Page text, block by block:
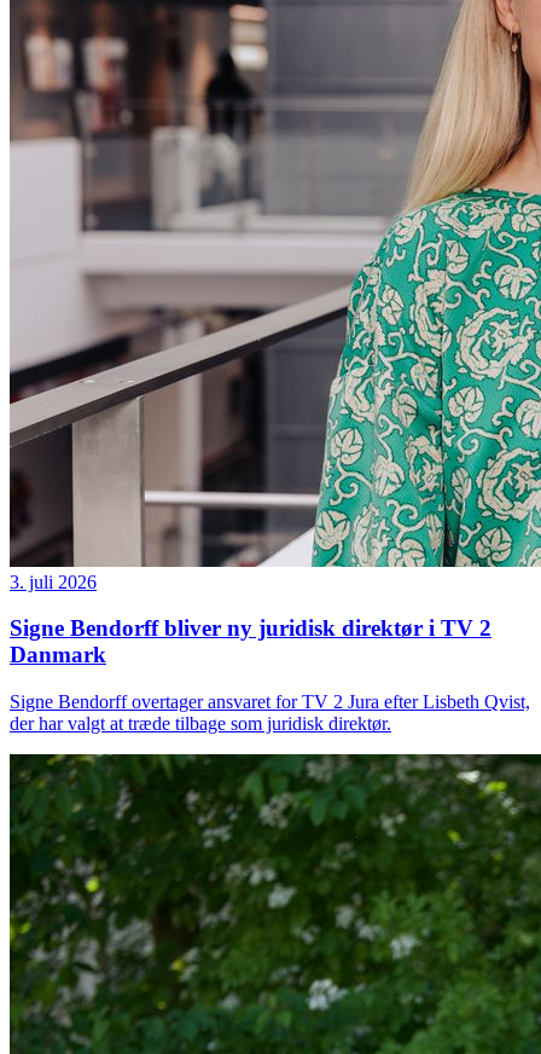
3. juli 2026
Signe Bendorff bliver ny juridisk direktør i TV 2
Danmark
Signe Bendorff overtager ansvaret for TV 2 Jura efter Lisbeth Qvist,
der har valgt at træde tilbage som juridisk direktør.